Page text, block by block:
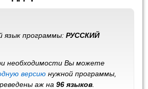
язык программы:РУССКИЙ
необходимости Вы можете
версию нужной программы,
аж на96 языков